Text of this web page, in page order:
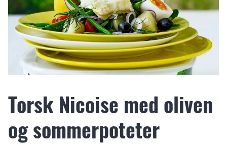
Torsk Nicoise med oliven
og sommerpoteter